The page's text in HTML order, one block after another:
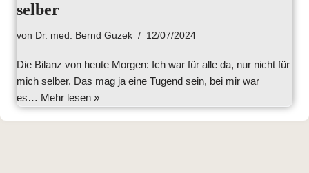
selber
von Dr. med. Bernd Guzek 12/07/2024
Die Bilanz von heute Morgen: Ich war für alle da, nur nicht für
mich selber. Das mag ja eine Tugend sein, bei mir war
es… Mehr lesen »